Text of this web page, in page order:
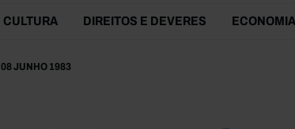
CULTURA DIREITOS E DEVERES ECONOMIA
08 JUNHO 1983